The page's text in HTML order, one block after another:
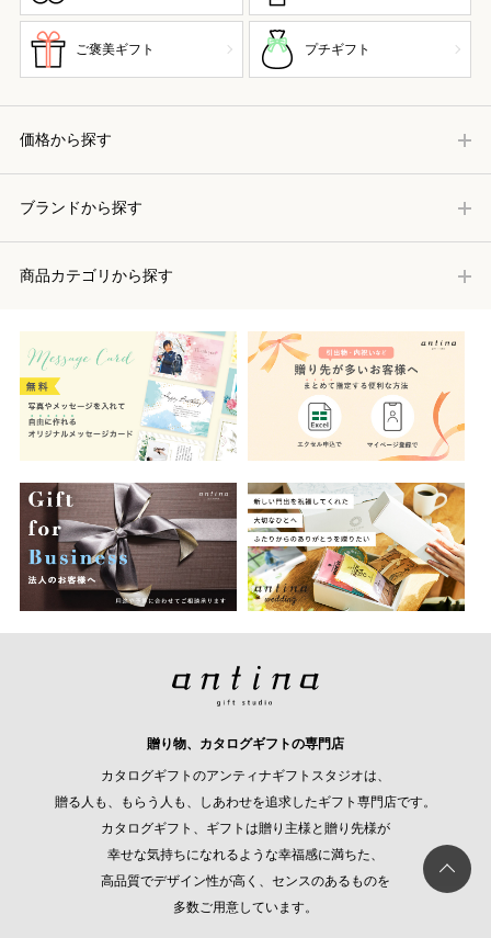
ご褒美ギフト プチギフト
価格から探す
ブランドから探す
商品カテゴリから探す
贈り物、カタログギフトの専門店
カタログギフトのアンティナギフトスタジオは、
贈る人も、もらう人も、しあわせを追求したギフト専門店です。
カタログギフト、ギフトは贈り主様と贈り先様が
幸せな気持ちになれるような幸福感に満ちた、
高品質でデザイン性が高く、センスのあるものを
多数ご用意しています。